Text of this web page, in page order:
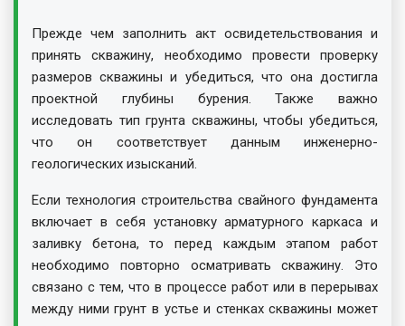
Прежде чем заполнить акт освидетельствования и
принять скважину, необходимо провести проверку
размеров скважины и убедиться, что она достигла
проектной глубины бурения. Также важно
исследовать тип грунта скважины, чтобы убедиться,
что он соответствует данным инженерно-
геологических изысканий.
Если технология строительства свайного фундамента
включает в себя установку арматурного каркаса и
заливку бетона, то перед каждым этапом работ
необходимо повторно осматривать скважину. Это
связано с тем, что в процессе работ или в перерывах
между ними грунт в устье и стенках скважины может